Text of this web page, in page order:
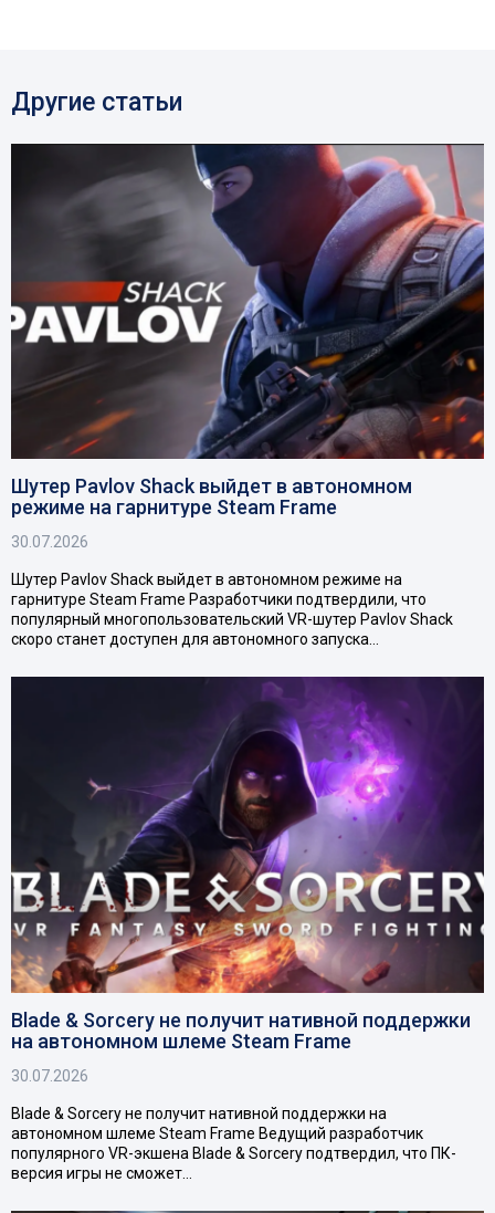
Другие статьи
Шутер Pavlov Shack выйдет в автономном
режиме на гарнитуре Steam Frame
30.07.2026
Шутер Pavlov Shack выйдет в автономном режиме на
гарнитуре Steam Frame Разработчики подтвердили, что
популярный многопользовательский VR-шутер Pavlov Shack
скоро станет доступен для автономного запуска…
Blade & Sorcery не получит нативной поддержки
на автономном шлеме Steam Frame
30.07.2026
Blade & Sorcery не получит нативной поддержки на
автономном шлеме Steam Frame Ведущий разработчик
популярного VR-экшена Blade & Sorcery подтвердил, что ПК-
версия игры не сможет…